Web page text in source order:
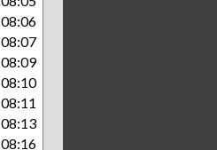
08:06
08:07
08:09
08:10
08:11
08:13
08:16